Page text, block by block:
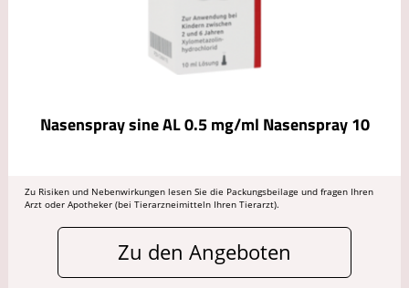
Nasenspray sine AL 0.5 mg/ml Nasenspray 10
Zu Risiken und Nebenwirkungen lesen Sie die Packungsbeilage und fragen Ihren
Arzt oder Apotheker (bei Tierarzneimitteln Ihren Tierarzt).
Zu den Angeboten